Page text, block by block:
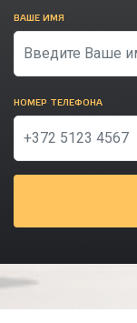
ВАШЕ ИМЯ
НОМЕР ТЕЛЕФОНА